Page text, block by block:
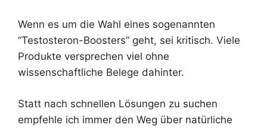
Wenn es um die Wahl eines sogenannten
“Testosteron-Boosters” geht, sei kritisch. Viele
Produkte versprechen viel ohne
wissenschaftliche Belege dahinter.
Statt nach schnellen Lösungen zu suchen
empfehle ich immer den Weg über natürliche